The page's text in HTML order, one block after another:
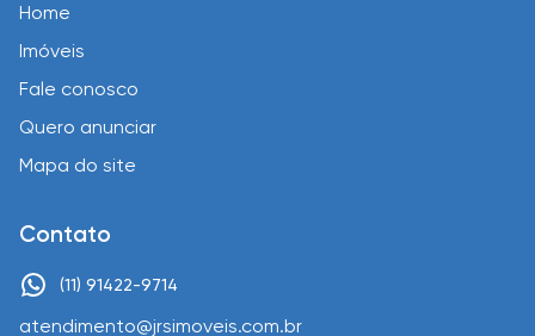
Home
Imóveis
Fale conosco
Quero anunciar
Mapa do site
Contato
(11) 91422-9714
atendimento@jrsimoveis.com.br